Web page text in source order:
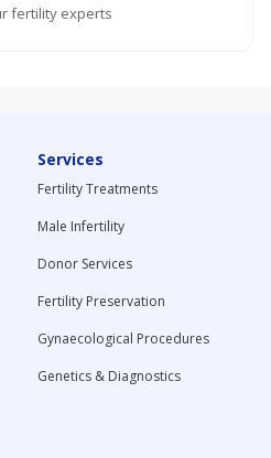
fertility experts
Services
Fertility Treatments
Male Infertility
Donor Services
Fertility Preservation
Gynaecological Procedures
Genetics & Diagnostics